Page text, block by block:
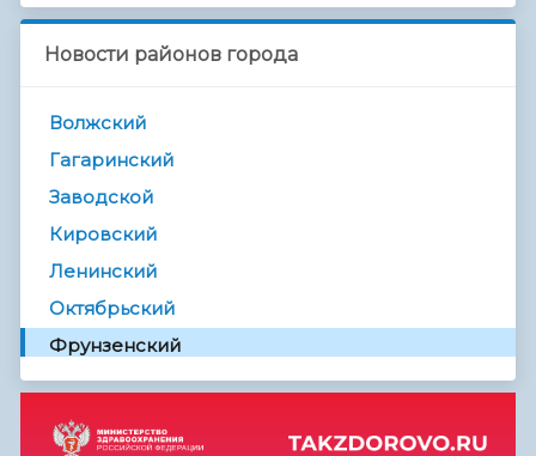
Новости районов города
Волжский
Гагаринский
Заводской
Кировский
Ленинский
Октябрьский
Фрунзенский